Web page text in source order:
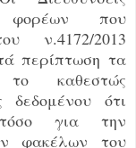
φορέων που
ν.4172/2013
περίπτωση τα
καθεστώς
δεδομένου ότι
για την
φακέλων του